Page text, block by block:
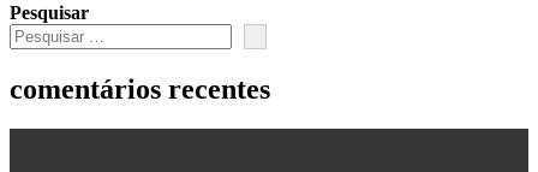
Pesquisar
comentários recentes